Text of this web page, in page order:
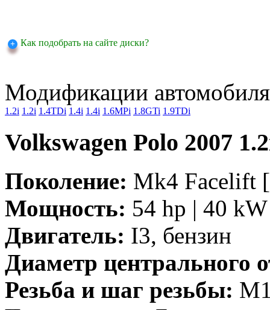
Как подобрать на сайте диски?
Модификации автомобиля
1.2i 1.2i 1.4TDi 1.4i 1.4i 1.6MPi 1.8GTi 1.9TDi
Volkswagen Polo 2007
Поколение: Mk4 Facelift
Мощность: 54 hp | 40
Двигатель: I3, бензин
Диаметр центрального
Резьба и шаг резьбы: